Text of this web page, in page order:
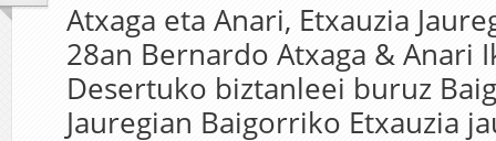
Atxaga eta Anari, Etxauzia
28an Bernardo Atxaga & Anari
Desertuko biztanleei buruz
Jauregian Baigorriko Etxauzia